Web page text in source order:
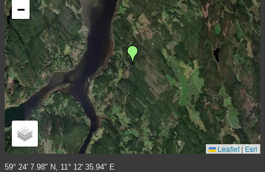
−
Leaflet | Esri
59° 24' 7.98" N, 11° 12' 35.94" E